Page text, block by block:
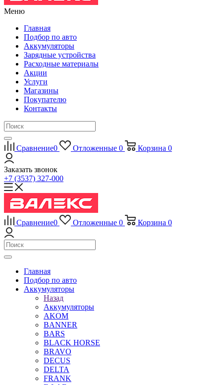
Меню
Главная
Подбор по авто
Аккумуляторы
Зарядные устройства
Расходные материалы
Акции
Услуги
Магазины
Покупателю
Контакты
Сравнение0 Отложенные 0 Корзина 0
Заказать звонок
+7 (3537) 327-000
Сравнение0 Отложенные 0 Корзина 0
Главная
Подбор по авто
Аккумуляторы
Назад
Аккумуляторы
AKOM
BANNER
BARS
BLACK HORSE
BRAVO
DECUS
DELTA
FRANK